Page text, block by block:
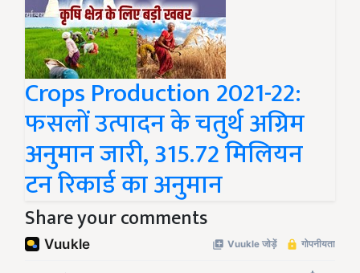
Crops Production 2021-22:
फसलों उत्पादन के चतुर्थ अग्रिम
अनुमान जारी, 315.72 मिलियन
टन रिकार्ड का अनुमान
Share your comments